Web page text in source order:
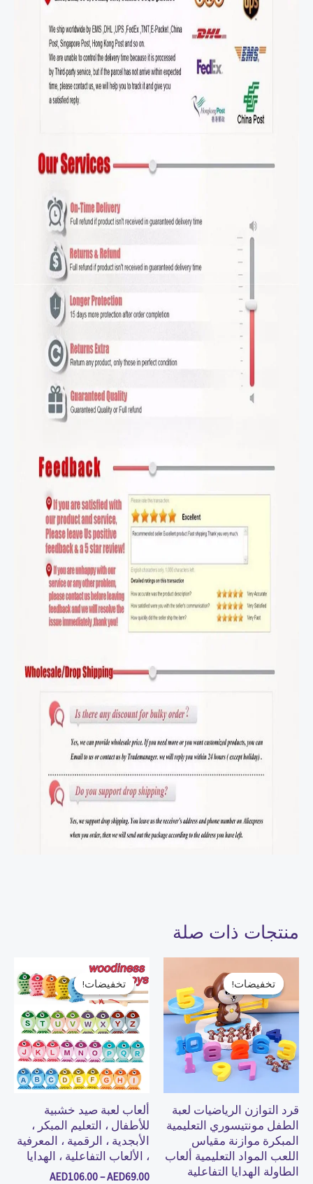
منتجات ذات صلة
تخفيضات!
تخفيضات!
قرد التوازن الرياضيات لعبة
الطفل مونتيسوري التعليمية
المبكرة موازنة مقياس
اللعب المواد التعليمية ألعاب
الطاولة الهدايا التفاعلية
الأصلي
هو:
AED110.00.
هو:
AED95.00.
تخفيضات!
تخفيضات!
ألعاب لعبة صيد خشبية
للأطفال ، التعليم المبكر ،
الأبجدية ، الرقمية ، المعرفية
، الألعاب التفاعلية ، الهدايا
AED69.00
–
AED106.00
السعر:
من
خلال